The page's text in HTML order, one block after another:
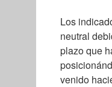
Los
neutral
plazo que
venido